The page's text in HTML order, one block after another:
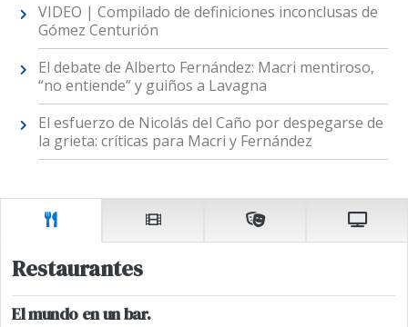
VIDEO | Compilado de definiciones inconclusas de
Gómez Centurión
El debate de Alberto Fernández: Macri mentiroso,
“no entiende” y guiños a Lavagna
El esfuerzo de Nicolás del Caño por despegarse de
la grieta: críticas para Macri y Fernández
Restaurantes
El mundo en un bar.